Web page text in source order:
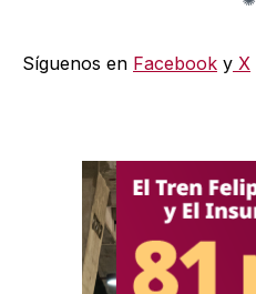
Síguenos en Facebook y X